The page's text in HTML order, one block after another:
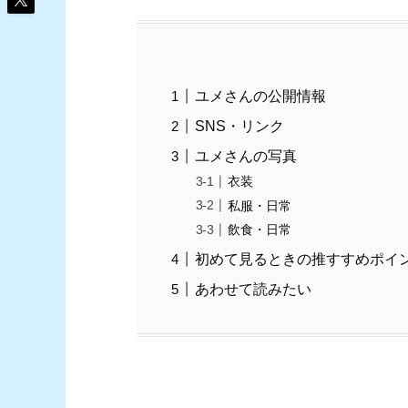
ユメさんの公開情報
SNS・リンク
ユメさんの写真
衣装
私服・日常
飲食・日常
初めて見るときの推すすめポイ
あわせて読みたい